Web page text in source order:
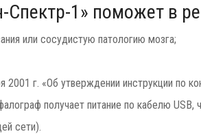
1» поможет в
или сосудистую патологию мозга;
г. «Об утверждении инструкции по
получает питание по кабелю
сети).